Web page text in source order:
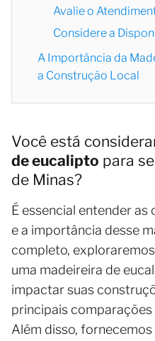
Avalie o
Considere a
A Importância da
a Construção Local
Você está
de eucalipto para
de Minas?
É essencial entender
e a importância desse
completo,
uma madeireira de
impactar suas
principais
Além disso,